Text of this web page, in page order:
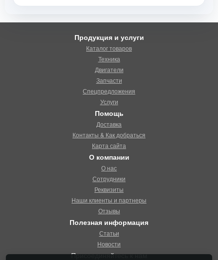
Продукция и услуги
Каталог товаров
Техника
Двигатели
Запчасти
Спецпредложения
Услуги
Помощь
Доставка
Контакты & Как добраться
Карта сайта
О компании
О нас
Сотрудники
Реквизиты
Наши клиенты и партнеры
Отзывы
Полезная информация
Статьи
Новости
Присоединяйтесь к нам